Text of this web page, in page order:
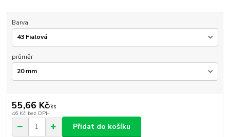
Barva
průměr
55,66 Kč/ks
46 Kč bez DPH
Přidat do košíku